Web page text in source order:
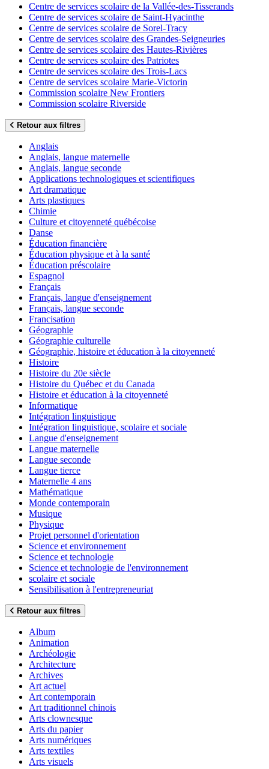
Centre de services scolaire de la Vallée-des-Tisserands
Centre de services scolaire de Saint-Hyacinthe
Centre de services scolaire de Sorel-Tracy
Centre de services scolaire des Grandes-Seigneuries
Centre de services scolaire des Hautes-Rivières
Centre de services scolaire des Patriotes
Centre de services scolaire des Trois-Lacs
Centre de services scolaire Marie-Victorin
Commission scolaire New Frontiers
Commission scolaire Riverside
Retour aux filtres
Anglais
Anglais, langue maternelle
Anglais, langue seconde
Applications technologiques et scientifiques
Art dramatique
Arts plastiques
Chimie
Culture et citoyenneté québécoise
Danse
Éducation financière
Éducation physique et à la santé
Éducation préscolaire
Espagnol
Français
Français, langue d'enseignement
Français, langue seconde
Francisation
Géographie
Géographie culturelle
Géographie, histoire et éducation à la citoyenneté
Histoire
Histoire du 20e siècle
Histoire du Québec et du Canada
Histoire et éducation à la citoyenneté
Informatique
Intégration linguistique
Intégration linguistique, scolaire et sociale
Langue d'enseignement
Langue maternelle
Langue seconde
Langue tierce
Maternelle 4 ans
Mathématique
Monde contemporain
Musique
Physique
Projet personnel d'orientation
Science et environnement
Science et technologie
Science et technologie de l'environnement
scolaire et sociale
Sensibilisation à l'entrepreneuriat
Retour aux filtres
Album
Animation
Archéologie
Architecture
Archives
Art actuel
Art contemporain
Art traditionnel chinois
Arts clownesque
Arts du papier
Arts numériques
Arts textiles
Arts visuels